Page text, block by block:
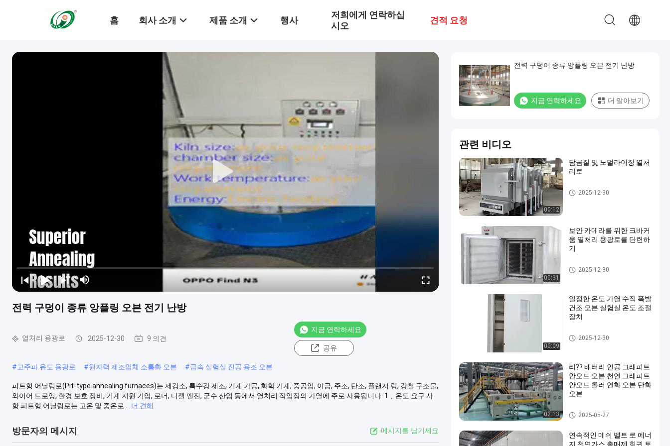
홈 회사 소개 제품 소개 행사
저희에게 연락하십
시오
견적 요청
전력 구덩이 종류 앙플링 오븐 전기 난방
열처리 용광로 2025-12-30 9 의견
지금 연락하세요
공유
#고주파 유도 용광로 #원자력 제조업체 소름화 오븐 #금속 실험실 진공 용조 오븐
피트형 어닐링로(Pit-type annealing furnaces)는 제강소, 특수강 제조, 기계 가공, 화학 기계, 중공업, 야금, 주조, 단조, 플랜지 링, 강철 구조물,
와이어 드로잉, 환경 보호 장비, 기계 지원 기업, 로더, 디젤 엔진, 군수 산업 등에서 열처리 작업장의 가열에 주로 사용됩니다. 1﹑온도 요구 사
항 피트형 어닐링로는 고온 및 중온로...
더 견해
방문자의 메시지 메시지를 남기세요
전력 구덩이 종류 앙플링 오븐 전기 난방
지금 연락하세요 더 알아보기
관련 비디오
00:12
담금질 및 노멀라이징 열처
리로
열처리 용광로
2025-12-30
00:31
보안 카메라를 위한 크바커
움 열처리 용광로를 단련하
기
열처리 용광로
2025-12-30
00:09
일정한 온도 가열 수직 폭발
건조 오븐 실험실 온도 조절
장치
건조 오븐
2025-12-30
02:13
리?? 배터리 인공 그래피트
안오드 오븐 천연 그래피트
안오드 롤러 연화 오븐 탄화
오븐
롤러 단조로
2025-05-27
연속적인 메쉬 벨트 로 에너
지 천연가스 촉매제 희귀 토